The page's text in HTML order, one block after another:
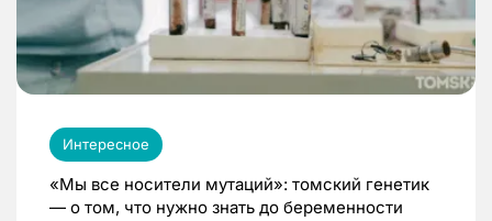
Интересное
«Мы все носители мутаций»: томский генетик
— о том, что нужно знать до беременности